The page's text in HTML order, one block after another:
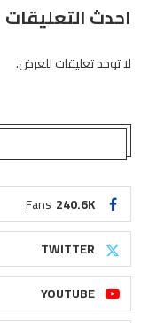
احدث التعليقات
لا توجد تعليقات للعرض.
240.6K
Fans
TWITTER
YOUTUBE